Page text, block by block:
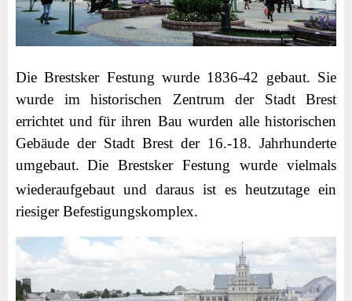
Die Brestsker Festung wurde 1836-42 gebaut. Sie
wurde im historischen Zentrum der Stadt Brest
errichtet und für ihren Bau wurden alle historischen
Gebäude der Stadt Brest der 16.-18. Jahrhunderte
umgebaut. Die Brestsker Festung wurde vielmals
wiederaufgebaut und daraus ist es heutzutage ein
riesiger Befestigungskomplex.